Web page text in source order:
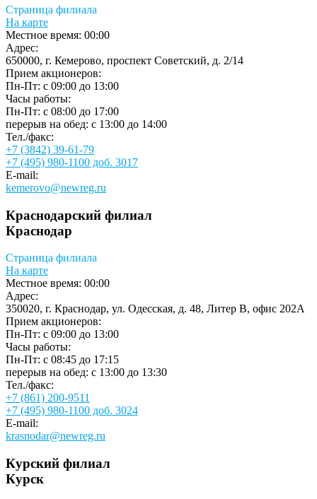
Страница филиала
На карте
Местное время: 00:00
Адрес:
650000, г. Кемерово, проспект Советский, д. 2/14
Прием акционеров:
Пн-Пт: с 09:00 до 13:00
Часы работы:
Пн-Пт: с 08:00 до 17:00
перерыв на обед: с 13:00 до 14:00
Тел./факс:
+7 (3842) 39-61-79
+7 (495) 980-1100 доб. 3017
E-mail:
kemerovo@newreg.ru
Краснодарский филиал
Краснодар
Страница филиала
На карте
Местное время: 00:00
Адрес:
350020, г. Краснодар, ул. Одесская, д. 48, Литер В, офис 202А
Прием акционеров:
Пн-Пт: с 09:00 до 13:00
Часы работы:
Пн-Пт: с 08:45 до 17:15
перерыв на обед: с 13:00 до 13:30
Тел./факс:
+7 (861) 200-9511
+7 (495) 980-1100 доб. 3024
E-mail:
krasnodar@newreg.ru
Курский филиал
Курск